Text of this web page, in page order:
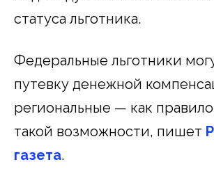
статуса льготника.
Федеральные льготники
путевку денежной
региональные — как
такой возможности, пишет
газета.